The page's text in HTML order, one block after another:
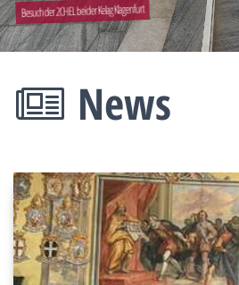
Besuch der 2CHEL bei der Kelag Klagenfurt
News